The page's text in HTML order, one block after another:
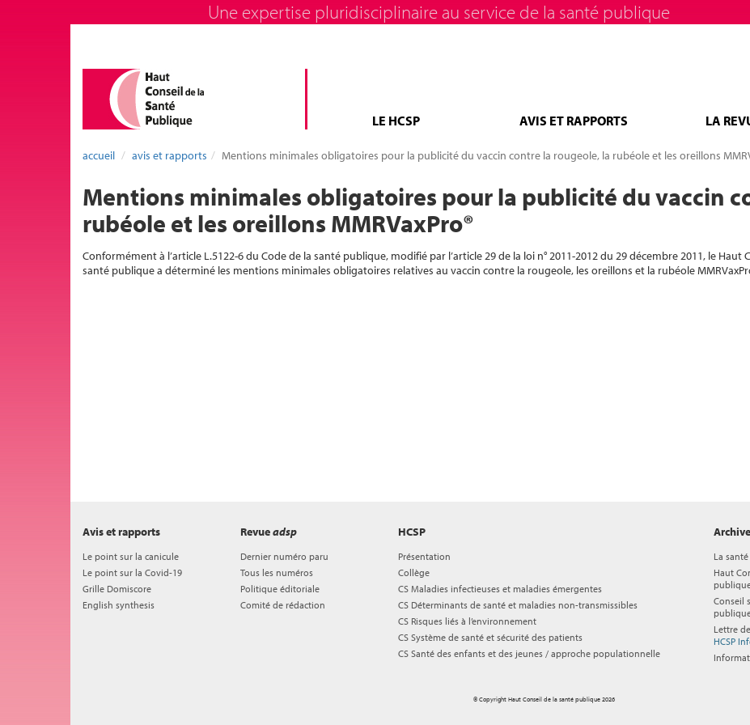
Une expertise pluridisciplinaire au service de la santé publique
LE HCSP AVIS ET RAPPORTS LA
accueil avis et rapports Mentions minimales obligatoires pour la publicité du vaccin contre la rougeole, la rubéole et les oreillons
Mentions minimales obligatoires pour la publicité du vaccin
rubéole et les oreillons MMRVaxPro®
Conformément à l’article L.5122-6 du Code de la santé publique, modifié par l’article 29 de la loi n° 2011-2012 du 29 décembre 2011, le Haut
santé publique a déterminé les mentions minimales obligatoires relatives au vaccin contre la rougeole, les oreillons et la rubéole
HCSP
Présentation
Collège
CS Maladies infectieuses et maladies émergentes
CS Déterminants de santé et maladies non-transmissibles
CS Risques liés à l’environnement
CS Système de santé et sécurité des patients
CS Santé des enfants et des jeunes / approche populationnelle
Avis et rapports
Le point sur la canicule
Le point sur la Covid-19
Grille Domiscore
English synthesis
Revueadsp
Dernier numéro paru
Tous les numéros
Politique éditoriale
Comité de rédaction
La
Haut
Conseil
Lettre
HCSP
© Copyright Haut Conseil de la santé publique 2026